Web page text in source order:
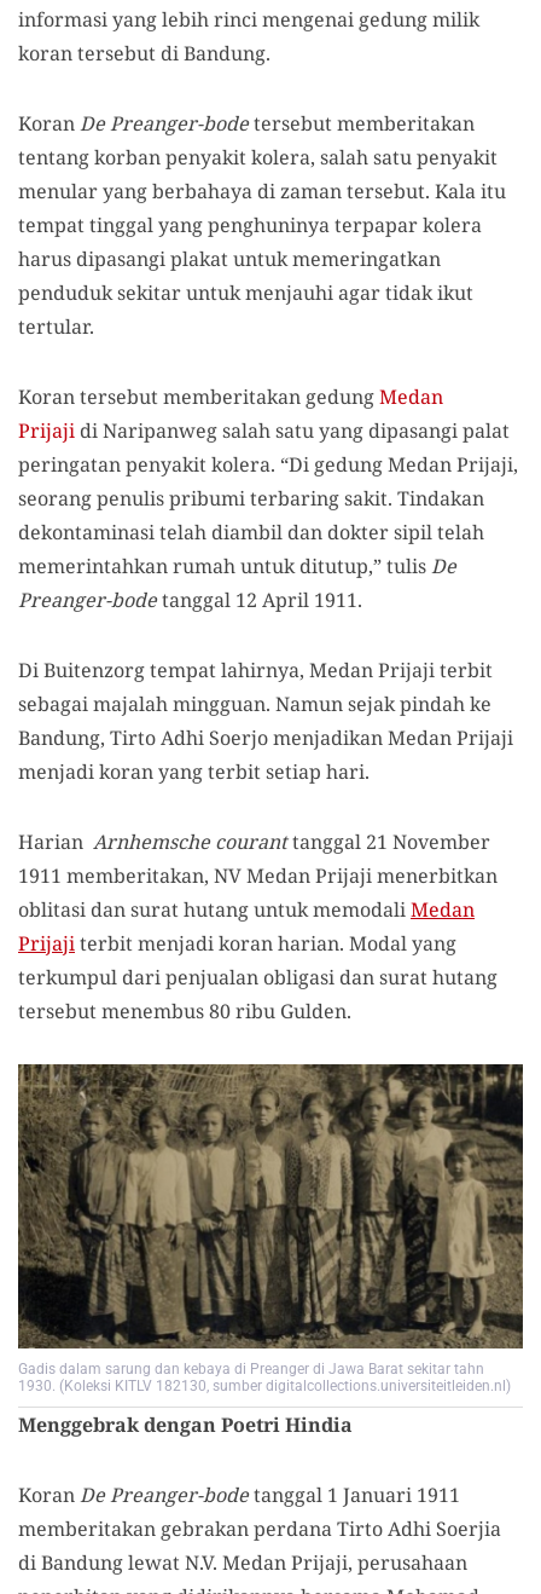
informasi yang lebih rinci mengenai gedung milik
koran tersebut di Bandung.
KoranDe Preanger-bodetersebut memberitakan
tentang korban penyakit kolera, salah satu penyakit
menular yang berbahaya di zaman tersebut. Kala itu
tempat tinggal yang penghuninya terpapar kolera
harus dipasangi plakat untuk memeringatkan
penduduk sekitar untuk menjauhi agar tidak ikut
tertular.
Koran tersebut memberitakan gedungMedan
Prijaji di Naripanweg salah satu yang dipasangi palat
peringatan penyakit kolera. “Di gedung Medan Prijaji,
seorang penulis pribumi terbaring sakit. Tindakan
dekontaminasi telah diambil dan dokter sipil telah
memerintahkan rumah untuk ditutup,” tulisDe
Preanger-bodetanggal 12 April 1911.
Di Buitenzorg tempat lahirnya, Medan Prijaji terbit
sebagai majalah mingguan. Namun sejak pindah ke
Bandung, Tirto Adhi Soerjo menjadikan Medan Prijaji
menjadi koran yang terbit setiap hari.
Harian Arnhemsche couranttanggal 21 November
1911 memberitakan, NV Medan Prijaji menerbitkan
oblitasi dan surat hutang untuk memodaliMedan
Prijajiterbit menjadi koran harian. Modal yang
terkumpul dari penjualan obligasi dan surat hutang
tersebut menembus 80 ribu Gulden.
Gadis dalam sarung dan kebaya di Preanger di Jawa Barat sekitar tahn
1930. (Koleksi KITLV 182130, sumber digitalcollections.universiteitleiden.nl)
Menggebrak dengan Poetri Hindia
KoranDe Preanger-bodetanggal 1 Januari 1911
memberitakan gebrakan perdana Tirto Adhi Soerjia
di Bandung lewat N.V. Medan Prijaji, perusahaan